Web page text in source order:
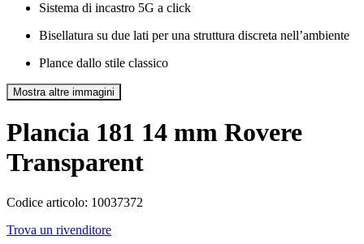
Sistema di incastro 5G a click
Bisellatura su due lati per una struttura discreta nell’ambiente
Plance dallo stile classico
Mostra altre immagini
Plancia 181 14 mm Rovere
Transparent
Codice articolo: 10037372
Trova un rivenditore